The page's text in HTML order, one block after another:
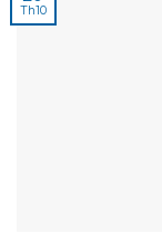
Th10